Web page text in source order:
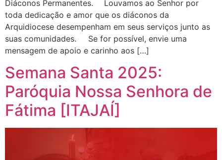
Diáconos Permanentes. ⠀ Louvamos ao Senhor por
toda dedicação e amor que os diáconos da
Arquidiocese desempenham em seus serviços junto as
suas comunidades.⠀⠀Se for possível, envie uma
mensagem de apoio e carinho aos […]
Semana Santa 2025:
Paróquia Nossa Senhora de
Fátima [ITAJAÍ]